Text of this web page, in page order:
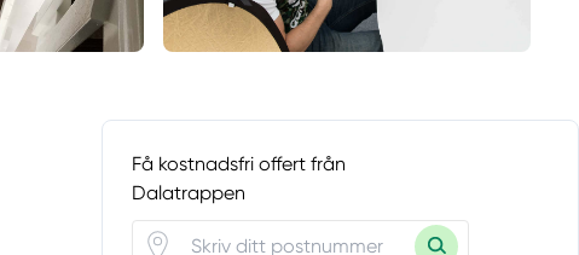
Få kostnadsfri offert från
Dalatrappen